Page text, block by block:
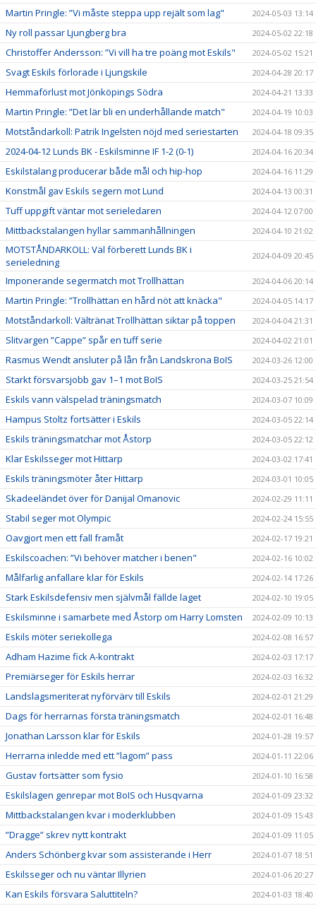
Martin Pringle: ”Vi måste steppa upp rejält som lag" 2024-05-03 13:14
Ny roll passar Ljungberg bra 2024-05-02 22:18
Christoffer Andersson: ”Vi vill ha tre poäng mot Eskils" 2024-05-02 15:21
Svagt Eskils förlorade i Ljungskile 2024-04-28 20:17
Hemmaförlust mot Jönköpings Södra 2024-04-21 13:33
Martin Pringle: ”Det lär bli en underhållande match" 2024-04-19 10:03
Motståndarkoll: Patrik Ingelsten nöjd med seriestarten 2024-04-18 09:35
2024-04-12 Lunds BK - Eskilsminne IF 1-2 (0-1) 2024-04-16 20:34
Eskilstalang producerar både mål och hip-hop 2024-04-16 11:29
Konstmål gav Eskils segern mot Lund 2024-04-13 00:31
Tuff uppgift väntar mot serieledaren 2024-04-12 07:00
Mittbackstalangen hyllar sammanhållningen 2024-04-10 21:02
MOTSTÅNDARKOLL: Väl förberett Lunds BK i
serieledning
2024-04-09 20:45
Imponerande segermatch mot Trollhättan 2024-04-06 20:14
Martin Pringle: ”Trollhättan en hård nöt att knäcka" 2024-04-05 14:17
Motståndarkoll: Vältränat Trollhättan siktar på toppen 2024-04-04 21:31
Slitvargen ”Cappe” spår en tuff serie 2024-04-02 21:01
Rasmus Wendt ansluter på lån från Landskrona BoIS 2024-03-26 12:00
Starkt försvarsjobb gav 1–1 mot BoIS 2024-03-25 21:54
Eskils vann välspelad träningsmatch 2024-03-07 10:09
Hampus Stoltz fortsätter i Eskils 2024-03-05 22:14
Eskils träningsmatchar mot Åstorp 2024-03-05 22:12
Klar Eskilsseger mot Hittarp 2024-03-02 17:41
Eskils träningsmöter åter Hittarp 2024-03-01 10:05
Skadeeländet över för Danijal Omanovic 2024-02-29 11:11
Stabil seger mot Olympic 2024-02-24 15:55
Oavgjort men ett fall framåt 2024-02-17 19:21
Eskilscoachen: ”Vi behöver matcher i benen" 2024-02-16 10:02
Målfarlig anfallare klar för Eskils 2024-02-14 17:26
Stark Eskilsdefensiv men självmål fällde laget 2024-02-10 19:05
Eskilsminne i samarbete med Åstorp om Harry Lomsten 2024-02-09 10:13
Eskils möter seriekollega 2024-02-08 16:57
Adham Hazime fick A-kontrakt 2024-02-03 17:17
Premiärseger för Eskils herrar 2024-02-03 16:32
Landslagsmeriterat nyförvärv till Eskils 2024-02-01 21:29
Dags för herrarnas första träningsmatch 2024-02-01 16:48
Jonathan Larsson klar för Eskils 2024-01-28 19:57
Herrarna inledde med ett ”lagom” pass 2024-01-11 22:06
Gustav fortsätter som fysio 2024-01-10 16:58
Eskilslagen genrepar mot BoIS och Husqvarna 2024-01-09 23:32
Mittbackstalangen kvar i moderklubben 2024-01-09 15:43
”Dragge” skrev nytt kontrakt 2024-01-09 11:05
Anders Schönberg kvar som assisterande i Herr 2024-01-07 18:51
Eskilsseger och nu väntar Illyrien 2024-01-06 20:27
Kan Eskils försvara Saluttiteln? 2024-01-03 18:40